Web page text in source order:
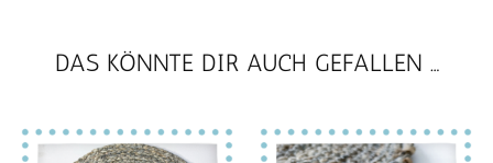
DAS KÖNNTE DIR AUCH GEFALLEN …